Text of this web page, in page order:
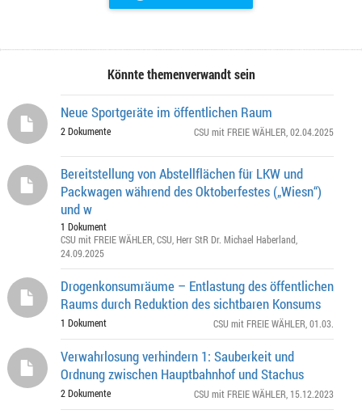
Könnte themenverwandt sein
Neue Sportgeräte im öffentlichen Raum
2 Dokumente CSU mit FREIE WÄHLER , 02.04.2025
Bereitstellung von Abstellflächen für LKW und
Packwagen während des Oktoberfestes („Wiesn“)
und w
1 Dokument
CSU mit FREIE WÄHLER CSU Herr StR Dr. Michael Haberland
24.09.2025
Drogenkonsumräume – Entlastung des öffentlichen
Raums durch Reduktion des sichtbaren Konsums
1 Dokument CSU mit FREIE WÄHLER , 01.03.
Verwahrlosung verhindern 1: Sauberkeit und
Ordnung zwischen Hauptbahnhof und Stachus
2 Dokumente CSU mit FREIE WÄHLER , 15.12.2023